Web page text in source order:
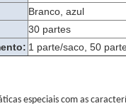
Branco, azul
30 partes
1 parte/saco, 50
especiais com as